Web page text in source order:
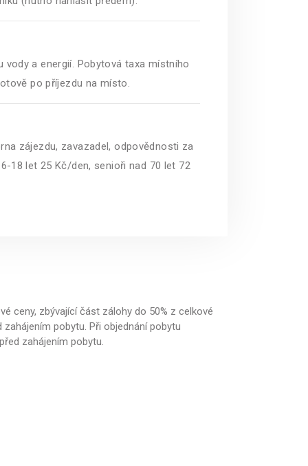
a energií. Pobytová taxa místního
po příjezdu na místo.
zájezdu, zavazadel, odpovědnosti za
18 let 25 Kč/den, senioři nad 70 let 72
ceny, zbývající část zálohy do 50% z celkové
pobytu. Při objednání pobytu
zahájením pobytu.